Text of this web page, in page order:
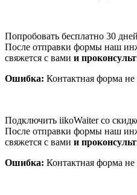
Попробовать бесплатно 30 дней
После отправки формы наш
свяжется с вами и
Ошибка: Контактная форма не
Подключить iikoWaiter со
После отправки формы наш
свяжется с вами и
Ошибка: Контактная форма не